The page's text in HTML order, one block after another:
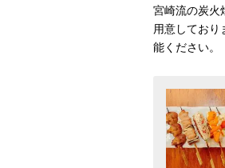
宮崎流の炭火
用意しており
能ください。